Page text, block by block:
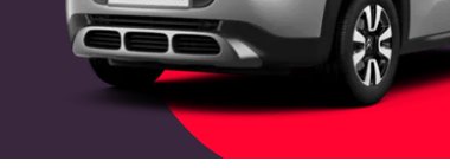
GPL
Renault Professional
Piaggio
Jeep
VEDI